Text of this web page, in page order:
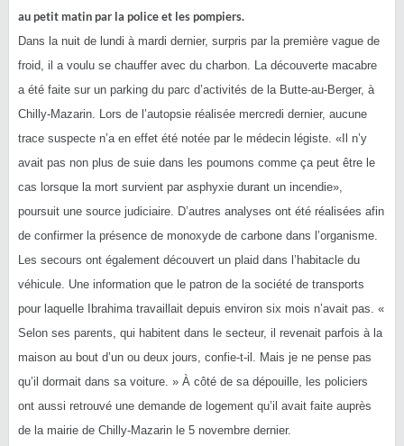
au petit matin par la police et les pompiers.
Dans la nuit de lundi à mardi dernier, surpris par la première vague de
froid, il a voulu se c hauffer avec du charbon. La découverte macabre
a été faite sur un parking du parc d’activités de la Butte-au-Berger, à
Chilly-Mazarin. Lors de l’autopsie réalisée mercredi dernier, aucune
trace suspecte n’a en effet été notée par le médecin légiste. « Il n’y
avait pas non plus de suie dans les poumons comme ça peut être le
cas lorsque la mort survient par asphyxie durant un incendie»,
poursuit une source judiciaire. D’autres analyses ont été réalisées afin
de confirmer la présence de monoxyde de carbone dans l’organisme.
Les secours ont également découvert un plaid dans l’habitacle du
véhicule. Une information que le patron de la société de transports
pour laquelle Ibrahima travaillait depuis environ six mois n’avait pas. «
Selon ses parents, qui habitent dans le secteur, il revenait parfois à la
maison au bout d’un ou deux jours, confie-t-il. Mais je ne pense pas
qu’il dormait dans sa voiture . » À côté de sa dépouille, les policiers
ont aussi retrouvé une demande de logement qu’il avait faite auprès
de la mairie de Chilly-Mazarin le 5 novembre dernier.